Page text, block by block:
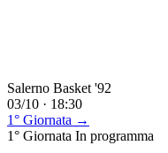
Salerno Basket '92
03/10 · 18:30
1° Giornata →
1° Giornata In programma